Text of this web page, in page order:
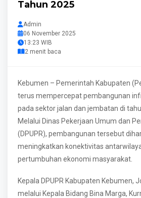
Tahun 2025
Admin
06 November 2025
13:23 WIB
2 menit baca
Kebumen – Pemerintah Kabupaten
terus mempercepat pembangunan
pada sektor jalan dan jembatan di
Melalui Dinas Pekerjaan Umum dan
(DPUPR), pembangunan tersebut
meningkatkan konektivitas
pertumbuhan ekonomi masyarakat.
Kepala DPUPR Kabupaten Kebumen,
melalui Kepala Bidang Bina Marga,